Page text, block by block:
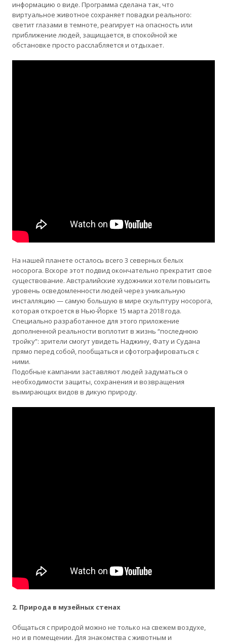
информацию о виде. Программа сделана так, что
виртуальное животное сохраняет повадки реального:
светит глазами в темноте, реагирует на опасность или
приближение людей, защищается, в спокойной же
обстановке просто расслабляется и отдыхает.
На нашей планете осталось всего 3 северных белых
носорога. Вскоре этот подвид окончательно прекратит свое
существование. Австралийские художники хотели повысить
уровень осведомленности людей через уникальную
инсталляцию — самую большую в мире скульптуру носорога,
которая откроется в Нью-Йорке 15 марта 2018 года.
Специально разработанное для этого приложение
дополненной реальности воплотит в жизнь “последнюю
тройку”: зрители смогут увидеть Наджину, Фату и Судана
прямо перед собой, пообщаться и сфотографироваться с
ними.
Подобные кампании заставляют людей задуматься о
необходимости защиты, сохранения и возвращения
вымирающих видов в дикую природу.
2. Природа в музейных стенах
Общаться с природой можно не только на свежем воздухе,
но и в помещении. Для знакомства с животным и